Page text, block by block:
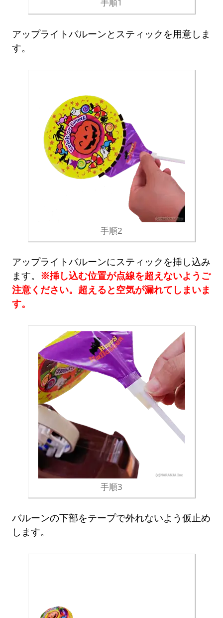
手順1
アップライトバルーンとスティックを用意しま
す。
手順2
アップライトバルーンにスティックを挿し込み
ます。 ※挿し込む位置が点線を超えないようご
注意ください。超えると空気が漏れてしまいま
す。
手順3
バルーンの下部をテープで外れないよう仮止め
します。